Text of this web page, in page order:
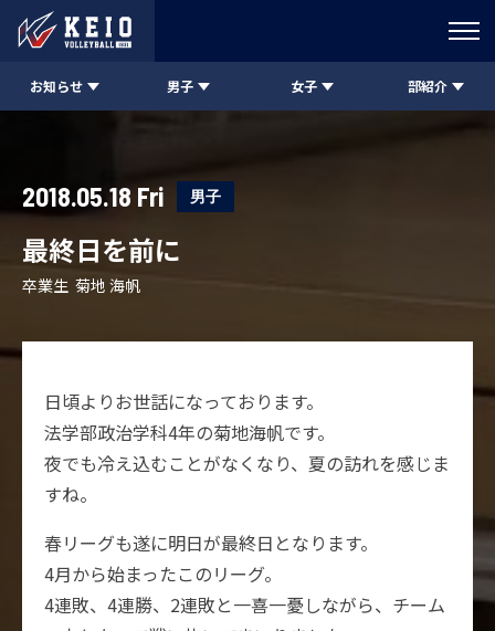
お知らせ 男子 女子 部紹介
2018.05.18 Fri 男子
最終日を前に
卒業生 菊地 海帆
日頃よりお世話になっております。
法学部政治学科4年の菊地海帆です。
夜でも冷え込むことがなくなり、夏の訪れを感じま
すね。
春リーグも遂に明日が最終日となります。
4月から始まったこのリーグ。
4連敗、4連勝、2連敗と一喜一憂しながら、チーム